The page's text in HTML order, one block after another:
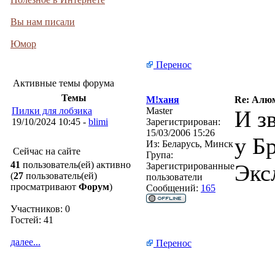
Вы нам писали
Юмор
Активные темы форума
Темы
Пилки для лобзика
19/10/2024 10:45 - blimi
Сейчас на сайте
41 пользователь(ей) активно
(27 пользователь(ей)
просматривают Форум)
Участников: 0
Гостей: 41
далее...
Перенос
М!ханя
Re:
Master
Зарегистрирован:
15/03/2006 15:26
Из: Беларусь, Минск
Група:
Зарегистрированные
пользователи
Сообщений: 165
И
у
Перенос